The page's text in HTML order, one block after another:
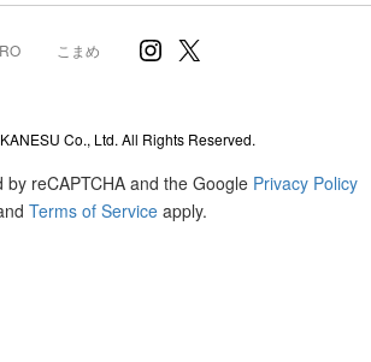
こまめ Instagram
X
Co., Ltd. All Rights Reserved.
reCAPTCHA and the Google Privacy Policy
Terms of Service apply.